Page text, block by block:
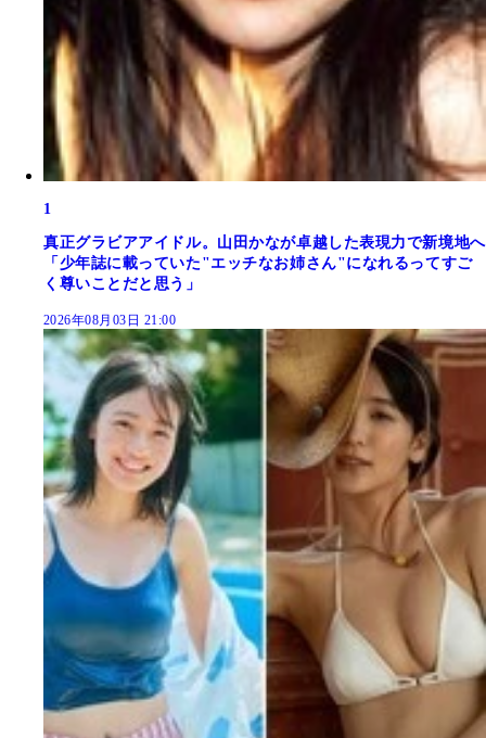
1
真正グラビアアイドル。山田かなが卓越した表現力で新境地へ
「少年誌に載っていた"エッチなお姉さん"になれるってすご
く尊いことだと思う」
2026年08月03日 21:00